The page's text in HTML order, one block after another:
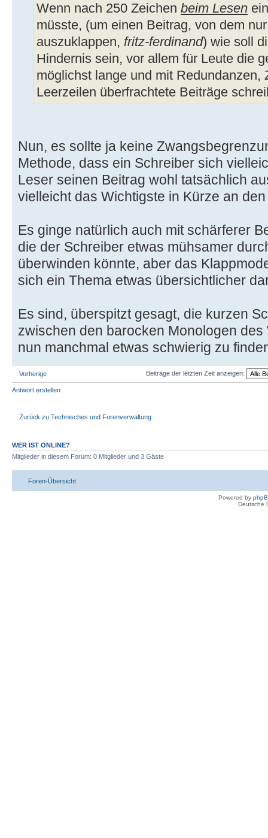
Wenn nach 250 Zeichen beim Lesen
müsste, (um einen Beitrag, von dem
auszuklappen, fritz-ferdinand) wie soll
Hindernis sein, vor allem für Leute die
möglichst lange und mit Redundanzen,
Leerzeilen überfrachtete Beiträge
Nun, es sollte ja keine
Methode, dass ein Schreiber sich
Leser seinen Beitrag wohl tatsächlich
vielleicht das Wichtigste in Kürze an
Es ginge natürlich auch mit schärferer
die der Schreiber etwas mühsamer
überwinden könnte, aber das
sich ein Thema etwas übersichtlicher
Es sind, überspitzt gesagt, die kurzen
zwischen den barocken Monologen
nun manchmal etwas schwierig zu
Vorherige Beiträge der letzten Zeit anzeigen:
Antwort erstellen
Zurück zu Technisches und Forenverwaltung
WER IST ONLINE?
Mitglieder in diesem Forum: 0 Mitglieder und 3 Gäste
Foren-Übersicht
Powered by
Deutsche